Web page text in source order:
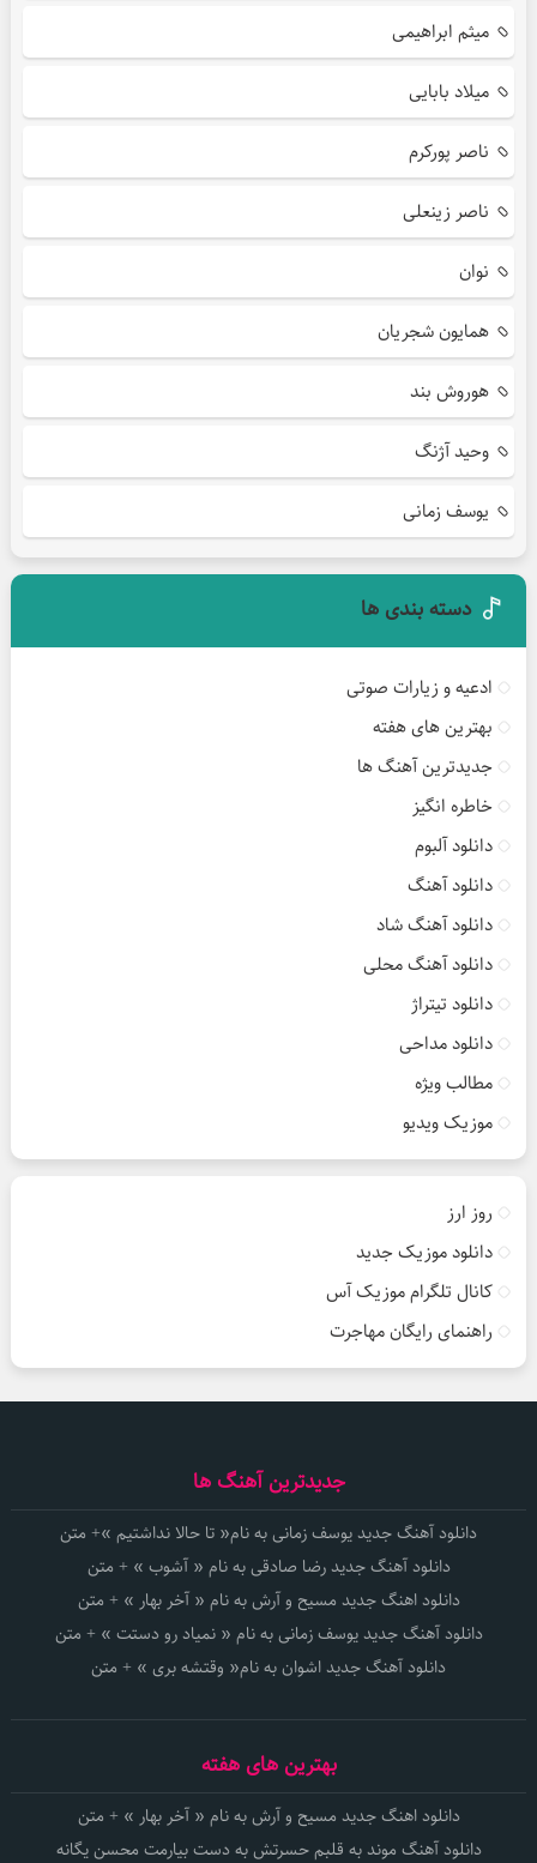
میثم ابراهیمی
میلاد بابایی
ناصر پورکرم
ناصر زینعلی
نوان
همایون شجریان
هوروش بند
وحید آژنگ
یوسف زمانی
دسته بندی ها
ادعیه و زیارات صوتی
بهترین های هفته
جدیدترین آهنگ ها
خاطره انگیز
دانلود آلبوم
دانلود آهنگ
دانلود آهنگ شاد
دانلود آهنگ محلی
دانلود تیتراژ
دانلود مداحی
مطالب ویژه
موزیک ویدیو
روز ارز
دانلود موزیک جدید
کانال تلگرام موزیک آس
راهنمای رایگان مهاجرت
جدیدترین آهنگ ها
دانلود آهنگ جدید یوسف زمانی به نام« تا حالا نداشتیم »+ متن
دانلود آهنگ جدید رضا صادقی به نام « آشوب » + متن
دانلود اهنگ جدید مسیح و آرش به نام « آخر بهار » + متن
دانلود آهنگ جدید یوسف زمانی به نام « نمیاد رو دستت » + متن
دانلود آهنگ جدید اشوان به نام« وقتشه بری » + متن
بهترین های هفته
دانلود اهنگ جدید مسیح و آرش به نام « آخر بهار » + متن
دانلود آهنگ موند به قلبم حسرتش به دست بیارمت محسن یگانه